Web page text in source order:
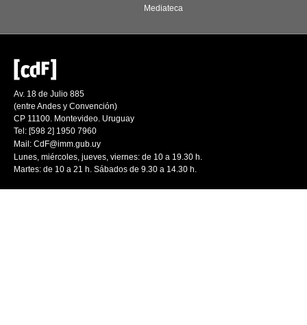
Mediateca
Av. 18 de Julio 885
(entre Andes y Convención)
CP 11100. Montevideo. Uruguay
Tel: [598 2] 1950 7960
Mail: CdF@imm.gub.uy
Lunes, miércoles, jueves, viernes: de 10 a 19.30 h.
Martes: de 10 a 21 h. Sábados de 9.30 a 14.30 h.